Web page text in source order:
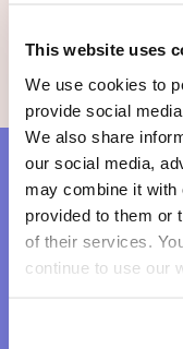
This website uses
We use cookies to
provide social
We also share
our social media,
may combine it with
provided to them or
of their services.
continue to use our
NOS